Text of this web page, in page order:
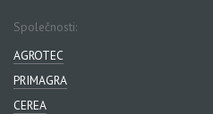
Společnosti:
AGROTEC
PRIMAGRA
CEREA